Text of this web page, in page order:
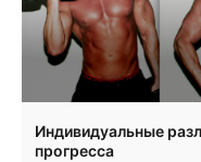
Индивидуальные
прогресса